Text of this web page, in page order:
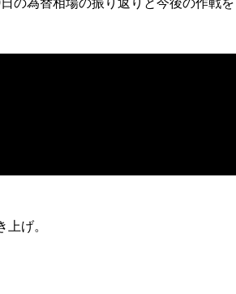
の為替相場の振り返りと今後の作戦を
げ。